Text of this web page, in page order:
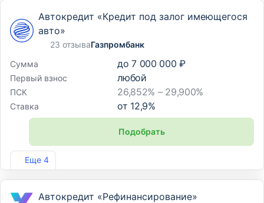
Еще 4
Автокредит «Кредит под залог имеющегося
авто»
23 отзываГазпромбанк
Сумма
до 7 000 000 ₽
Первый взнос любой
ПСК 26,852% – 29,900%
Ставка от 12,9%
Подобрать
Лиц. №354
Автокредит «Рефинансирование»